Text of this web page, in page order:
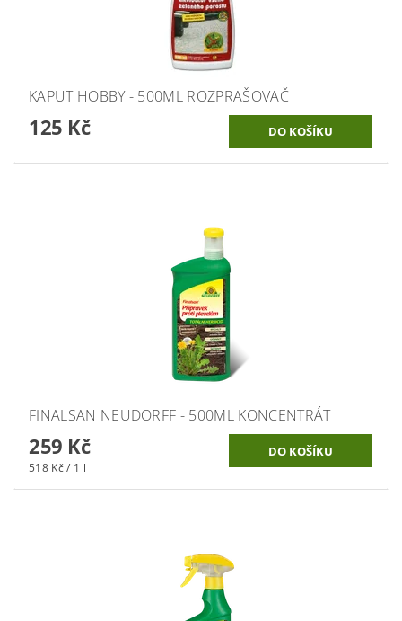
KAPUT HOBBY - 500ML ROZPRAŠOVAČ
125 Kč
FINALSAN NEUDORFF - 500ML KONCENTRÁT
259 Kč
518 Kč / 1 l